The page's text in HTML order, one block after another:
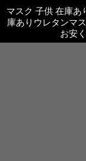
マスク 子供 在庫あ
庫ありウレタンマ
お安